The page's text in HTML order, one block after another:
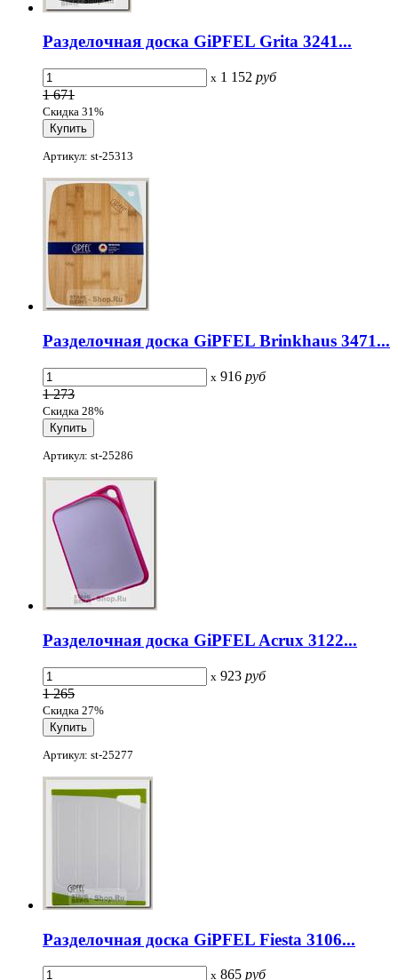
Разделочная доска GiPFEL Grita 3241...
x 1 152 руб
1 671
Скидка 31%
Артикул: st-25313
Разделочная доска GiPFEL Brinkhaus 3471...
x 916 руб
1 273
Скидка 28%
Артикул: st-25286
Разделочная доска GiPFEL Acrux 3122...
x 923 руб
1 265
Скидка 27%
Артикул: st-25277
Разделочная доска GiPFEL Fiesta 3106...
x 865 руб